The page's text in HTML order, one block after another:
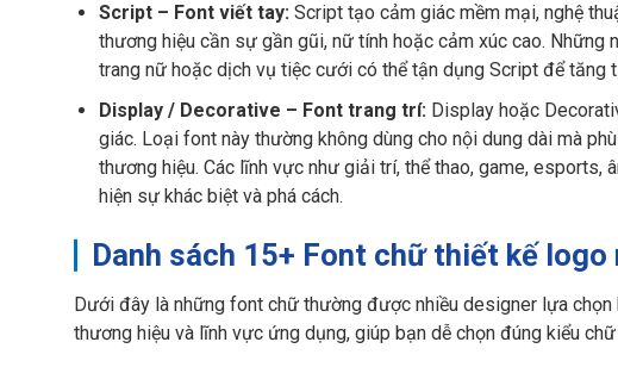
Script – Font viết tay: Script tạo cảm giác mềm mại, nghệ
thương hiệu cần sự gần gũi, nữ tính hoặc cảm xúc cao. Những
trang nữ hoặc dịch vụ tiệc cưới có thể tận dụng Script để tăng
Display / Decorative – Font trang trí: Display hoặc
giác. Loại font này thường không dùng cho nội dung dài mà
thương hiệu. Các lĩnh vực như giải trí, thể thao, game, esports,
hiện sự khác biệt và phá cách.
Danh sách 15+ Font chữ thiết kế
Dưới đây là những font chữ thường được nhiều designer lựa
thương hiệu và lĩnh vực ứng dụng, giúp bạn dễ chọn đúng kiểu